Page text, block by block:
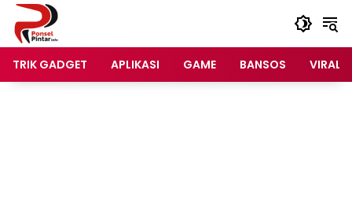
Langsung
konten
TRIK GADGET
APLIKASI GAME BANSOS VIRAL